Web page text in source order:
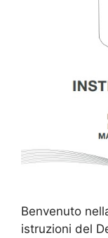
Benvenuto
istruzioni del